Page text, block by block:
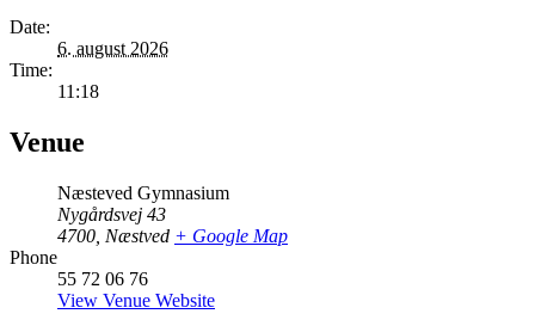
Date:
6. august 2026
Time:
11:18
Venue
Næsteved Gymnasium
Nygårdsvej 43
4700 Næstved + Google Map
Phone
55 72 06 76
View Venue Website